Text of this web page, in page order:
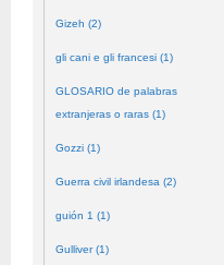
Gizeh (2)
gli cani e gli francesi (1)
GLOSARIO de palabras
extranjeras o raras (1)
Gozzi (1)
Guerra civil irlandesa (2)
guión 1 (1)
Gulliver (1)